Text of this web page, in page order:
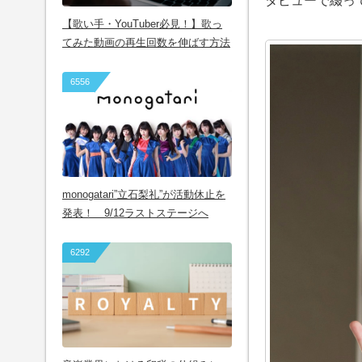
【歌い手・YouTuber必見！】歌っ
てみた動画の再生回数を伸ばす方法
6556
monogatari”立石梨礼”が活動休止を
発表！ 9/12ラストステージへ
6292